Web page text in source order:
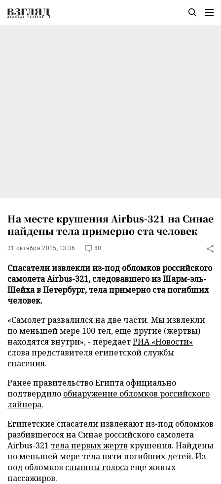
На месте крушения Airbus-321 на Синае
найдены тела примерно ста человек
31 октября 2015, 13:36 80
Спасатели извлекли из-под обломков российского
самолета Airbus-321, следовавшего из Шарм-эль-
Шейха в Петербург, тела примерно ста погибших
человек.
«Самолет развалился на две части. Мы извлекли
по меньшей мере 100 тел, еще другие (жертвы)
находятся внутри», - передаетРИА «Новости»
слова представителя египетской службы
спасения.
Ранее правительство Египта официально
подтвердило обнаружение обломков российского
лайнера.
Египетские спасатели извлекают из-под обломков
разбившегося на Синае российского самолета
Airbus-321 тела первых жертв крушения. Найдены
по меньшей мере тела пяти погибших детей. Из-
под обломков слышны голоса еще живых
пассажиров.